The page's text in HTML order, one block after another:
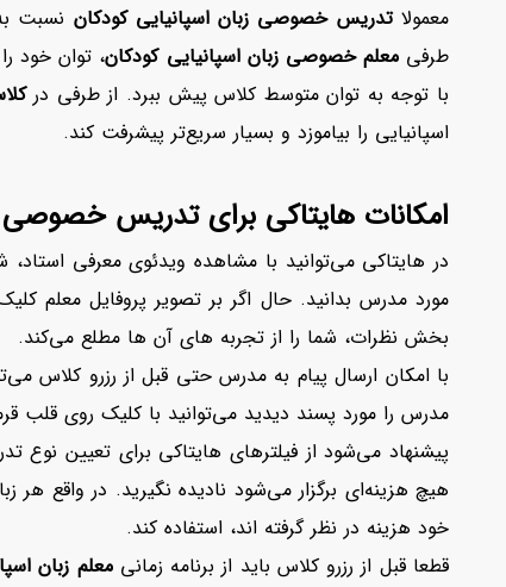
معمولاتدریس خصوصی زبان اسپانیایی کودکان نسبت
طرفیمعلم خصوصی زبان اسپانیایی کودکان، توان خود
با توجه به توان متوسط کلاس پیش ببرد. از طرفی در
اسپانیایی را بیاموزد و بسیار سریع‌تر پیشرفت کند.
امکانات هایتاکی برای تدریس خصوصی
در هایتاکی می‌توانید با مشاهده ویدئوی معرفی
مورد مدرس بدانید. حال اگر بر تصویر پروفایل معلم
بخش نظرات، شما را از تجربه های آن ها مطلع می‌کند.
با امکان ارسال پیام به مدرس حتی قبل از رزرو کلاس
مدرس را مورد پسند دیدید می‌توانید با کلیک روی قلب
پیشنهاد می‌شود از فیلترهای هایتاکی برای تعیین
خود هزینه در نظر گرفته اند، استفاده کند.
قطعا قبل از رزرو کلاس باید از برنامه زمانیمعلم زبان